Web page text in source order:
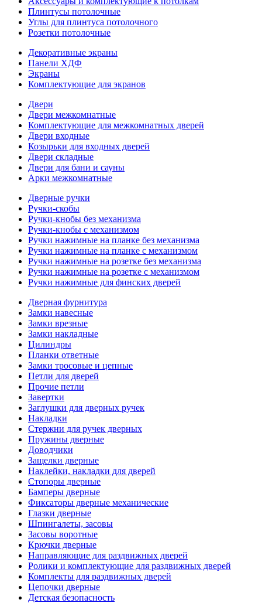
Плинтусы потолочные
Углы для плинтуса потолочного
Розетки потолочные
Декоративные экраны
Панели ХДФ
Экраны
Комплектующие для экранов
Двери
Двери межкомнатные
Комплектующие для межкомнатных дверей
Двери входные
Козырьки для входных дверей
Двери складные
Двери для бани и сауны
Арки межкомнатные
Дверные ручки
Ручки-скобы
Ручки-кнобы без механизма
Ручки-кнобы с механизмом
Ручки нажимные на планке без механизма
Ручки нажимные на планке с механизмом
Ручки нажимные на розетке без механизма
Ручки нажимные на розетке с механизмом
Ручки нажимные для финских дверей
Дверная фурнитура
Замки навесные
Замки врезные
Замки накладные
Цилиндры
Планки ответные
Замки тросовые и цепные
Петли для дверей
Прочие петли
Завертки
Заглушки для дверных ручек
Накладки
Стержни для ручек дверных
Пружины дверные
Доводчики
Защелки дверные
Наклейки, накладки для дверей
Стопоры дверные
Бамперы дверные
Фиксаторы дверные механические
Глазки дверные
Шпингалеты, засовы
Засовы воротные
Крючки дверные
Направляющие для раздвижных дверей
Ролики и комплектующие для раздвижных дверей
Комплекты для раздвижных дверей
Цепочки дверные
Детская безопасность